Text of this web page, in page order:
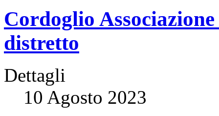
Cordoglio
distretto
Dettagli
10 Agosto 2023